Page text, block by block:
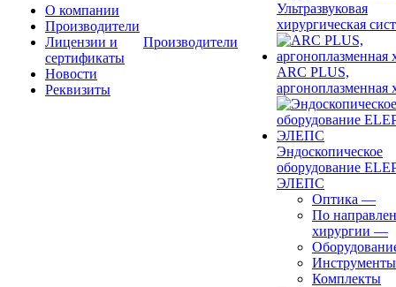
О компании
Производители
Лицензии и
сертификаты
Новости
Реквизиты
Производители
Ультразвуковая
хирургическая
ARC PLUS,
аргоноплазменная
Эндоскопическое
оборудование
ЭЛЕПС
Оптика —
По
хирургии —
Инструменты
Комплекты